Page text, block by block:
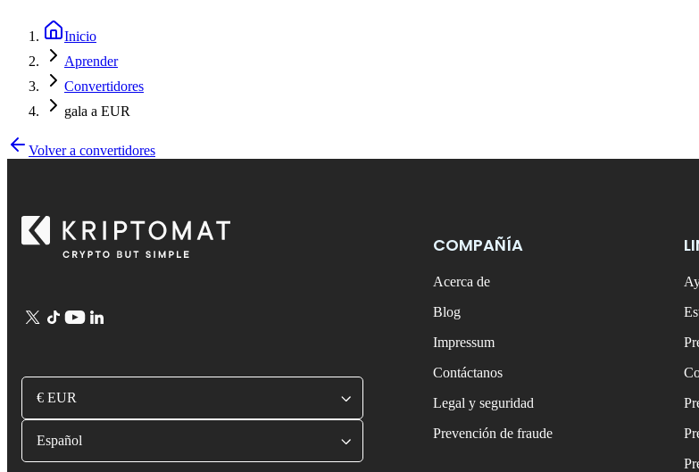
Inicio
Aprender
Convertidores
gala a EUR
Volver a convertidores
€ EUR
Español
COMPAÑÍA
Acerca de
Blog
Impressum
Contáctanos
Legal y seguridad
Prevención de fraude